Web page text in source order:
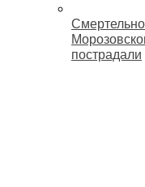
пострадали